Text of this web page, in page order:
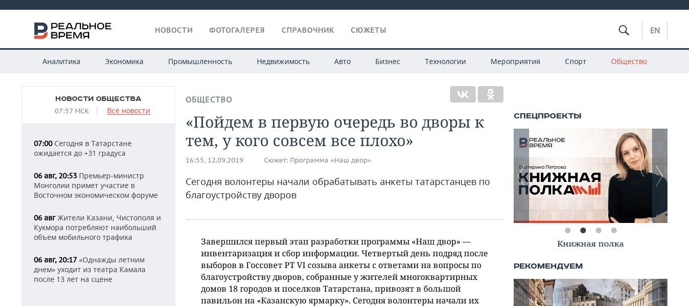
НОВОСТИ ФОТОГАЛЕРЕЯ СПРАВОЧНИК СЮЖЕТЫ EN
Аналитика Экономика Промышленность Недвижимость Авто Бизнес Технологии Мероприятия Спорт Общество
НОВОСТИ ОБЩЕСТВА
07:57 МСК Все новости
07:00Сегодня в Татарстане
ожидается до +31 градуса
06 авг, 20:53 Премьер-министр
Монголии примет участие в
Восточном экономическом форуме
06 авгЖители Казани, Чистополя и
Кукмора потребляют наибольший
объем мобильного трафика
06 авг, 20:17 «Однажды летним
днем» уходит из театра Камала
после 13 лет на сцене
ОБЩЕСТВО
«Пойдем в первую очередь во дворы к
тем, у кого совсем все плохо»
16:55, 12.09.2019 Сюжет: Программа «Наш двор»
Сегодня волонтеры начали обрабатывать анкеты татарстанцев по
благоустройству дворов
Завершился первый этап разработки программы «Наш двор» —
инвентаризация и сбор информации. Четвертый день подряд после
выборов в Госсовет РТ VI созыва анкеты с ответами на вопросы по
благоустройству дворов, собранные у жителей многоквартирных
домов 18 городов и поселков Татарстана, привозят в большой
павильон на «Казанскую ярмарку». Сегодня волонтеры начали их
Книжная полка